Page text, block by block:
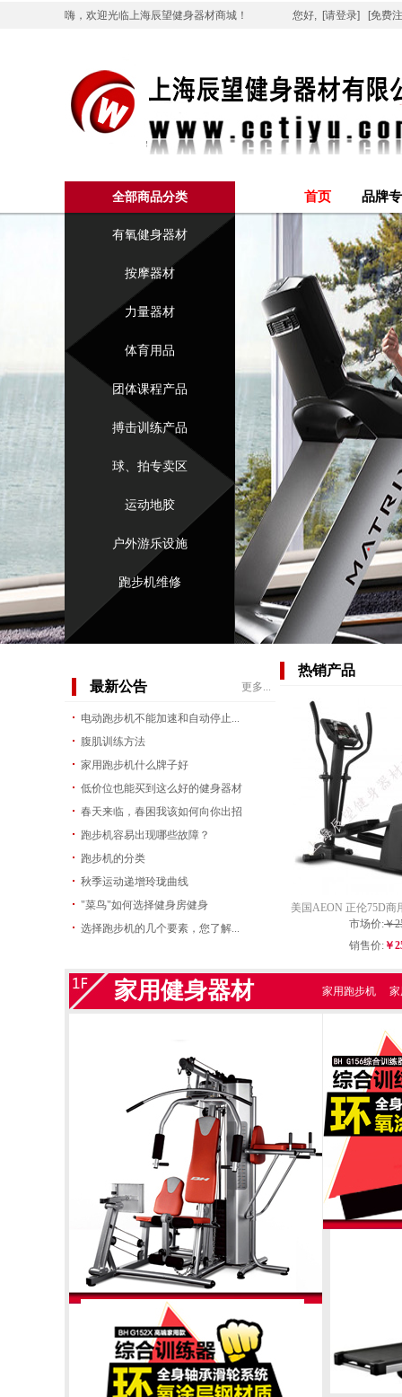
嗨，欢迎光临上海辰望健身器材商城！ 您好, [请登录] [免费
全部商品分类 首页 品牌
有氧健身器材
按摩器材
力量器材
体育用品
团体课程产品
搏击训练产品
球、拍专卖区
运动地胶
户外游乐设施
跑步机维修
最新公告
电动跑步机不能加速和自动停止...
腹肌训练方法
家用跑步机什么牌子好
低价位也能买到这么好的健身器材
春天来临，春困我该如何向你出招
跑步机容易出现哪些故障？
跑步机的分类
秋季运动递增玲珑曲线
"菜鸟"如何选择健身房健身
选择跑步机的几个要素，您了解...
更多...
热销产品
美国AEON 正伦75D商
身房椭
市场价:￥
销售价: ￥
家用健身器材 家用跑步机